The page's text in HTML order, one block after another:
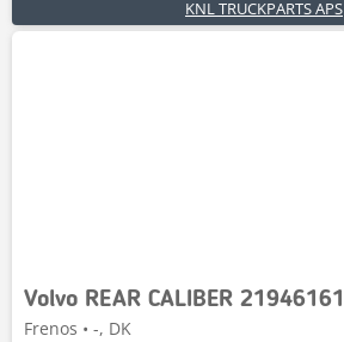
KNL TRUCKPARTS APS
Volvo REAR CALIBER 21946161
Frenos • -, DK